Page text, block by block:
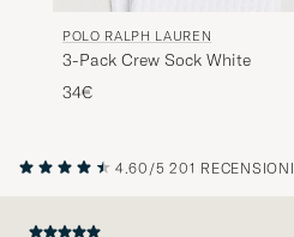
POLO RALPH LAUREN
3-Pack Crew Sock White
34€
4.60/5 201 RECENSIONI